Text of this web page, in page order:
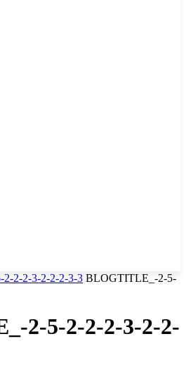
2-2-3-2-2-2-3-3 BLOGTITLE_-2-5-
2-5-2-2-2-3-2-2-